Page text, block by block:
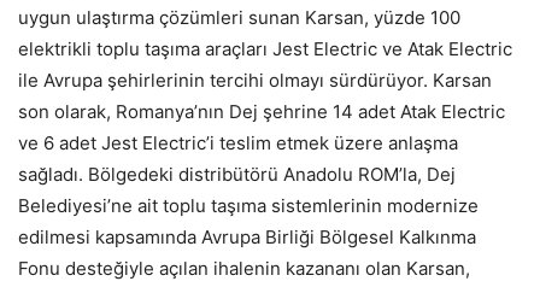
uygun ulaştırma çözümleri sunan Karsan, yüzde 100
elektrikli toplu taşıma araçları Jest Electric ve Atak Electric
ile Avrupa şehirlerinin tercihi olmayı sürdürüyor. Karsan
son olarak, Romanya’nın Dej şehrine 14 adet Atak Electric
ve 6 adet Jest Electric’i teslim etmek üzere anlaşma
sağladı. Bölgedeki distribütörü Anadolu ROM’la, Dej
Belediyesi’ne ait toplu taşıma sistemlerinin modernize
edilmesi kapsamında Avrupa Birliği Bölgesel Kalkınma
Fonu desteğiyle açılan ihalenin kazananı olan Karsan,